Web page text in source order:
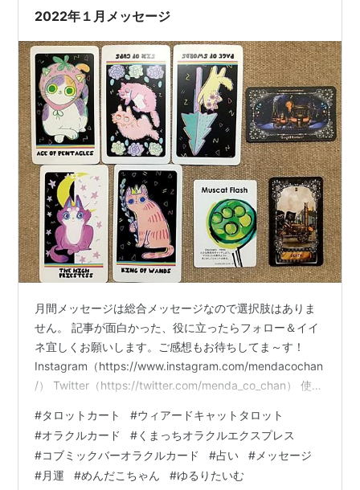
2022年１月メッセージ
月間メッセージは総合メッセージなので選択肢はありま
せん。 記事が面白かった、役に立ったらフォロー＆イイ
ネ宜しくお願いします。ご感想もお待ちしてま～す！
Instagram（https://www.instagram.com/mendacochan
/） Twitter（https://twitter.com/menda_co_chan） 使っ
飛べます） ウィアードキャットタロット【THE WEIRD
CAT TAROT】 くまっちオラクルエクスプレス コズミッ
クバーオラクルカード【COSMiC BAR】 お金や仕事、経
済面では新しいこと、斬新な…
#タロットカート #ウィアードキャットタロット
#オラクルカード #くまっちオラクルエクスプレス
#コブミックバーオラクルカード #占い # メッセージ
#月運 #めんだこちゃん #ゆるりたいむ